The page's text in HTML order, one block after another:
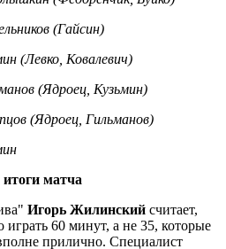
(Гайсин)
(Левко, Ковалевич)
(Ядроец, Кузьмин)
(Ядроец, Гильманов)
матча
Игорь Жилинский считает,
играть 60 минут, а не 35, которые
прилично. Специалист